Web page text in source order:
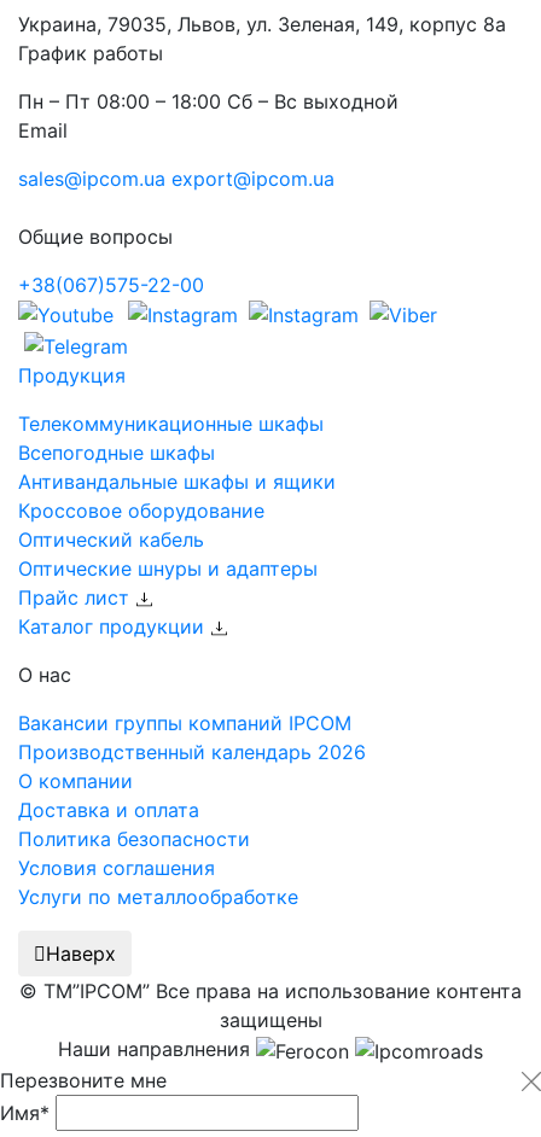
Украина, 79035, Львов, ул. Зеленая, 149, корпус 8а
График работы
Пн – Пт 08:00 – 18:00 Сб – Вс выходной
Email
sales@ipcom.ua export@ipcom.ua
Общие вопросы
+38(067)575-22-00
Продукция
Телекоммуникационные шкафы
Всепогодные шкафы
Антивандальные шкафы и ящики
Кроссовое оборудование
Оптический кабель
Оптические шнуры и адаптеры
Прайс лист
Каталог продукции
О нас
Вакансии группы компаний IPCOM
Производственный календарь 2026
О компании
Доставка и оплата
Политика безопасности
Условия соглашения
Услуги по металлообработке
Наверх
© ТМ”IPCOM” Все права на использование контента
защищены
Наши направлнения
Перезвоните мне
Имя*